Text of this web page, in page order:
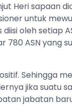
Heri sapaan
untuk
oleh setiap
780 ASN yang
Sehingga
jika suatu
jabatan